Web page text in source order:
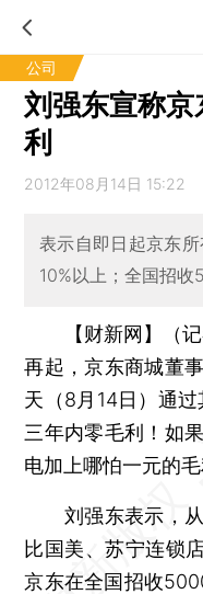
公司
刘强东宣称
利
2012年08月14日 15:22
表示自即日起京东
10%以上；全国招收
【财新网】（
再起，京东商城董
天（8月14日）通
三年内零毛利！如
电加上哪怕一元的
刘强东表示，从
比国美、苏宁连锁
京东在全国招收